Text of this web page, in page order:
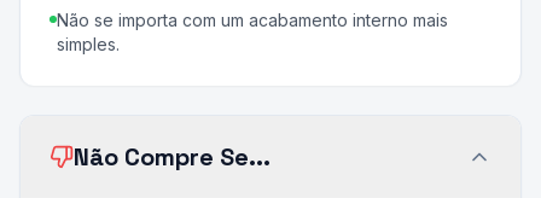
Não se importa com um acabamento interno mais
simples.
Não Compre Se...